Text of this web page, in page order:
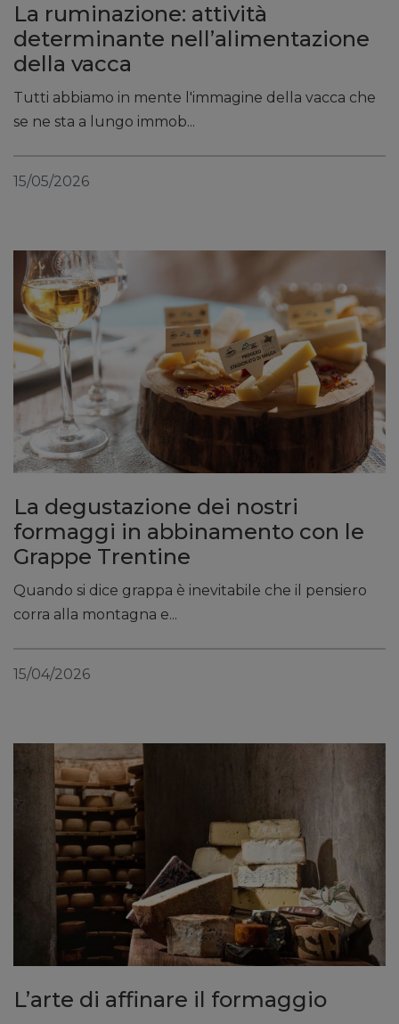
La ruminazione: attività
determinante nell’alimentazione
della vacca
Tutti abbiamo in mente l'immagine della vacca che
se ne sta a lungo immob...
15/05/2026
La degustazione dei nostri
formaggi in abbinamento con le
Grappe Trentine
Quando si dice grappa è inevitabile che il pensiero
corra alla montagna e...
15/04/2026
L’arte di affinare il formaggio